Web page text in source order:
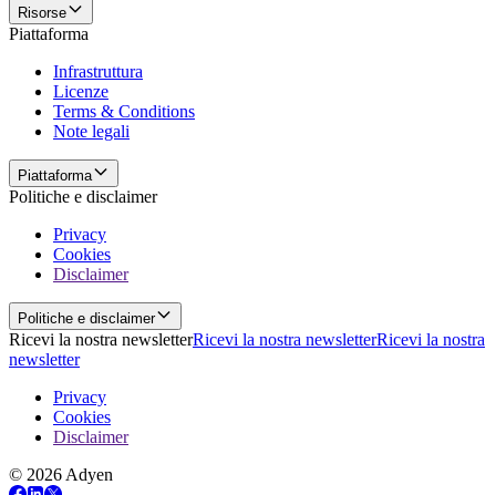
Risorse
Piattaforma
Infrastruttura
Licenze
Terms & Conditions
Note legali
Piattaforma
Politiche e disclaimer
Privacy
Cookies
Disclaimer
Politiche e disclaimer
Ricevi la nostra newsletterRicevi la nostra newsletterRicevi la nostra
newsletter
Privacy
Cookies
Disclaimer
© 2026 Adyen